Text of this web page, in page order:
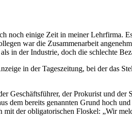
noch einige Zeit in meiner Lehrfirma.
war die Zusammenarbeit
in der Industrie, doch die schlechte
in der Tageszeitung, bei der das
Geschäftsführer, der Prokurist und der
dem bereits genannten Grund hoch
mit der obligatorischen Floskel: Wir